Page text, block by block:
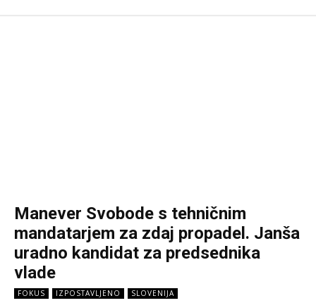
Manever Svobode s tehničnim
mandatarjem za zdaj propadel. Janša
uradno kandidat za predsednika
vlade
FOKUS IZPOSTAVLJENO SLOVENIJA